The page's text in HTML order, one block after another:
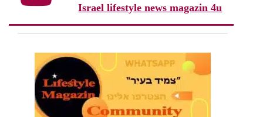
Israel lifestyle news magazin 4u